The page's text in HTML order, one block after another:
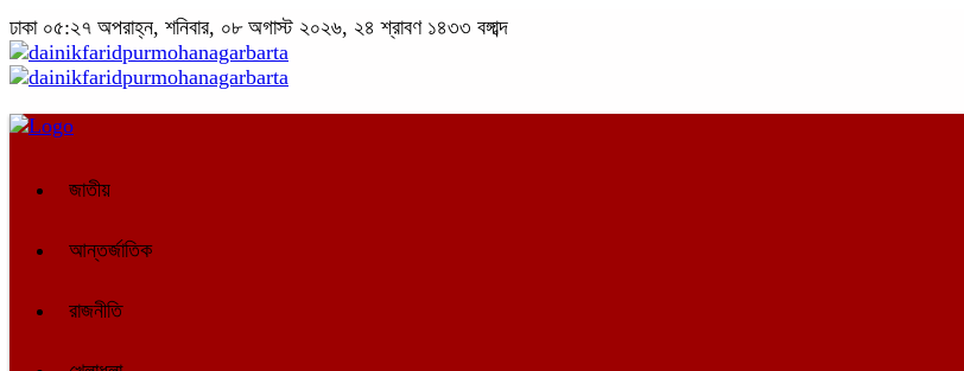
ঢাকা ০৫:২৭ অপরাহ্ন, শনিবার, ০৮ অগাস্ট ২০২৬, ২৪ শ্রাবণ ১৪৩৩ বঙ্গাব্দ
জাতীয়
আন্তর্জাতিক
রাজনীতি